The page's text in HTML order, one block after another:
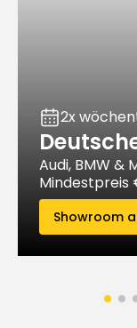
2x
Audi, BMW &
Mindestpreis
Showroom